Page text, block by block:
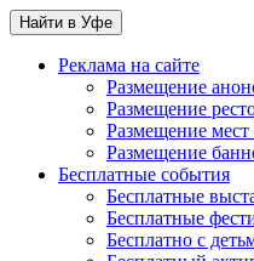
Найти в Уфе
Реклама на сайте
Размещение
Размещение
Размещение
Размещение
Бесплатные события
Бесплатные
Бесплатные
Бесплатно с